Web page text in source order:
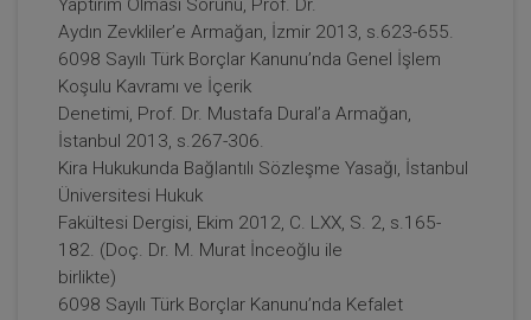
Sözleşmeler Hukuku - 2 - III. Borçlar Hukuku
Kongresi - XI. Oturum Video Kaydı
360 TL Sepete Ekle
Yaptırım Olması Sorunu, Prof. Dr.
Aydın Zevkliler’e Armağan, İzmir 2013, s.623-655.
6098 Sayılı Türk Borçlar Kanunu’nda Genel İşlem
Koşulu Kavramı ve İçerik
Denetimi, Prof. Dr. Mustafa Dural’a Armağan,
İstanbul 2013, s.267-306.
Kira Hukukunda Bağlantılı Sözleşme Yasağı, İstanbul
Üniversitesi Hukuk
Fakültesi Dergisi, Ekim 2012, C. LXX, S. 2, s.165-
182. (Doç. Dr. M. Murat İnceoğlu ile
birlikte)
6098 Sayılı Türk Borçlar Kanunu’nda Kefalet